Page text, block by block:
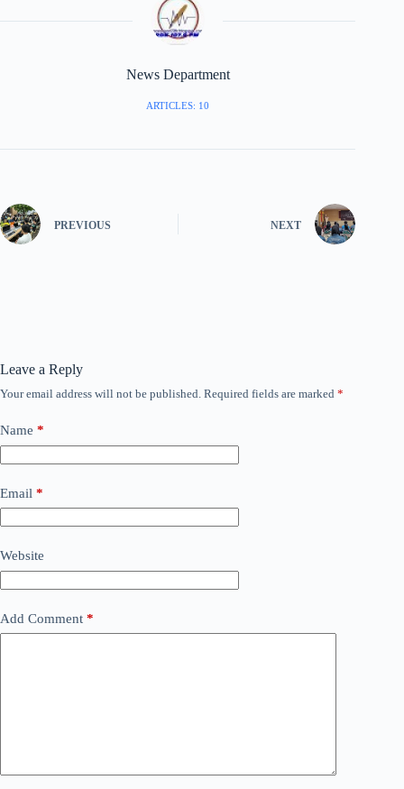
News Department
ARTICLES: 10
PREVIOUS NEXT
Leave a Reply
Your email address will not be published. Required fields are marked *
Name *
Email *
Website
Add Comment *